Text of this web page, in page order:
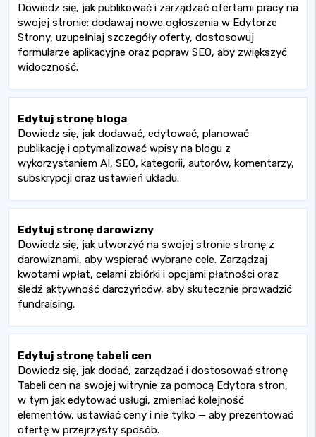
Dowiedz się, jak publikować i zarządzać ofertami pracy na
swojej stronie: dodawaj nowe ogłoszenia w Edytorze
Strony, uzupełniaj szczegóły oferty, dostosowuj
formularze aplikacyjne oraz popraw SEO, aby zwiększyć
widoczność.
Edytuj stronę bloga
Dowiedz się, jak dodawać, edytować, planować
publikację i optymalizować wpisy na blogu z
wykorzystaniem AI, SEO, kategorii, autorów, komentarzy,
subskrypcji oraz ustawień układu.
Edytuj stronę darowizny
Dowiedz się, jak utworzyć na swojej stronie stronę z
darowiznami, aby wspierać wybrane cele. Zarządzaj
kwotami wpłat, celami zbiórki i opcjami płatności oraz
śledź aktywność darczyńców, aby skutecznie prowadzić
fundraising.
Edytuj stronę tabeli cen
Dowiedz się, jak dodać, zarządzać i dostosować stronę
Tabeli cen na swojej witrynie za pomocą Edytora stron,
w tym jak edytować usługi, zmieniać kolejność
elementów, ustawiać ceny i nie tylko — aby prezentować
ofertę w przejrzysty sposób.